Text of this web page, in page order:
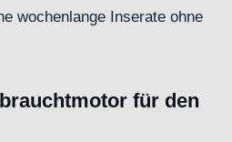
wochenlange Inserate ohne
für den